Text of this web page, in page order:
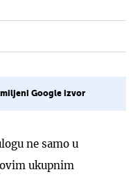
Google izvor
ne samo u
ukupnim